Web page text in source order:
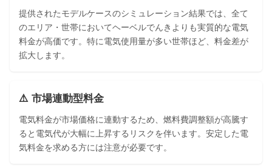
提供されたモデルケースのシミュレーション結果では、全て
のエリア・世帯においてヘーベルでんきよりも実質的な電気
料金が高価です。特に電気使用量が多い世帯ほど、料金差が
拡大します。
⚠️ 市場連動型料金
電気料金が市場価格に連動するため、燃料費調整額が高騰す
ると電気代が大幅に上昇するリスクを伴います。安定した電
気料金を求める方には注意が必要です。